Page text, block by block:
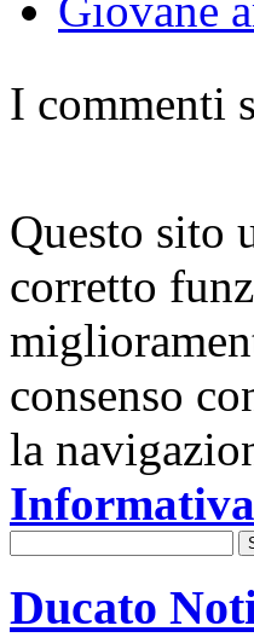
Giovane
I commenti
Questo sito
corretto
consenso
la
Ducato